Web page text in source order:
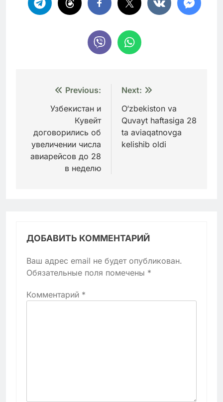
Навигация
записям
Previous:
Узбекистан и
Кувейт
договорились об
увеличении числа
авиарейсов до 28
в неделю
Next:
O‘zbekiston va
Quvayt haftasiga 28
ta aviaqatnovga
kelishib oldi
ДОБАВИТЬ КОММЕНТАРИЙ
Ваш адрес email не будет опубликован.
Обязательные поля помечены *
Комментарий *